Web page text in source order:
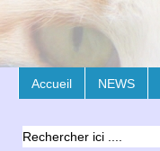
Accueil NEWS